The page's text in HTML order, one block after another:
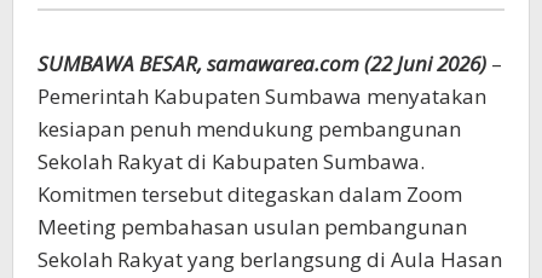
SUMBAWA BESAR, samawarea.com (22 Juni 2026) –
Pemerintah Kabupaten Sumbawa menyatakan
kesiapan penuh mendukung pembangunan
Sekolah Rakyat di Kabupaten Sumbawa.
Komitmen tersebut ditegaskan dalam Zoom
Meeting pembahasan usulan pembangunan
Sekolah Rakyat yang berlangsung di Aula Hasan